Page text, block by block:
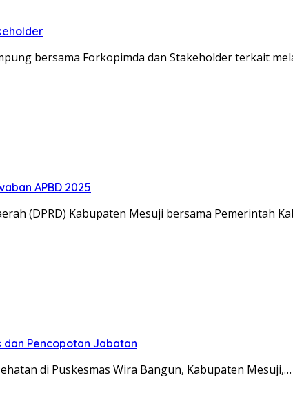
bersama Forkopimda dan Stakeholder terkait
APBD 2025
(DPRD) Kabupaten Mesuji bersama Pemerintah
dan Pencopotan Jabatan
di Puskesmas Wira Bangun, Kabupaten Mesuji,…